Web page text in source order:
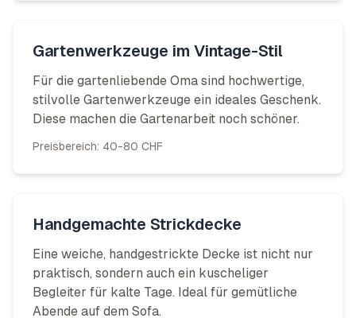
Gartenwerkzeuge im Vintage-Stil
Für die gartenliebende Oma sind hochwertige,
stilvolle Gartenwerkzeuge ein ideales Geschenk.
Diese machen die Gartenarbeit noch schöner.
Preisbereich: 40-80 CHF
Handgemachte Strickdecke
Eine weiche, handgestrickte Decke ist nicht nur
praktisch, sondern auch ein kuscheliger
Begleiter für kalte Tage. Ideal für gemütliche
Abende auf dem Sofa.